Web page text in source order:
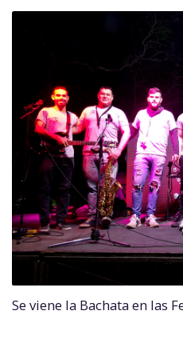
Se viene la Bachata en las